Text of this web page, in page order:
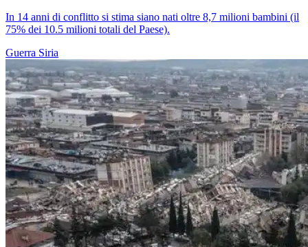
In 14 anni di conflitto si stima siano nati oltre 8,7 milioni bambini (il
75% dei 10.5 milioni totali del Paese).
Guerra Siria